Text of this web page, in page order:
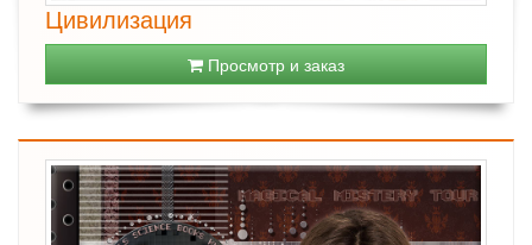
Цивилизация
Просмотр и заказ